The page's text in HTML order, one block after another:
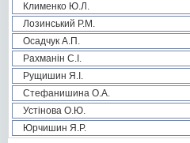
Клименко Ю.Л.
Лозинський Р.М.
Осадчук А.П.
Рахманін С.І.
Рущишин Я.І.
Стефанишина О.А.
Устінова О.Ю.
Юрчишин Я.Р.